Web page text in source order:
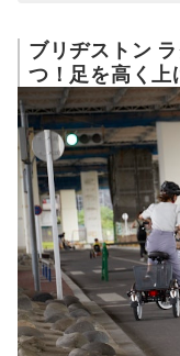
ブリヂストン
つ！足を高く上